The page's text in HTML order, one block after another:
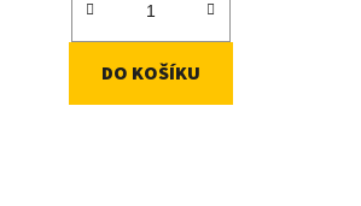
DO KOŠÍKU